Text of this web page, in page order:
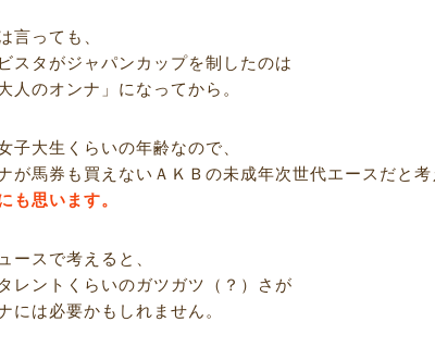
言っても、
スタがジャパンカップを制したのは
人のオンナ」になってから。
子大生くらいの年齢なので、
が馬券も買えないＡＫＢの未成年次世代エースだと
も思います。
ースで考えると、
レントくらいのガツガツ（？）さが
には必要かもしれません。